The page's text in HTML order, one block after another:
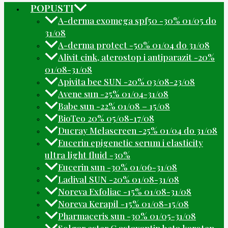
POPUSTI
A-derma exomega spf50 -30% 01/05 do
31/08
A-derma protect -50% 01/04 do 31/08
Alivit cink, aterostop i antiparazit -20%
01/08-31/08
Apivita bee SUN -20% 03/08-23/08
Avene sun -25% 01/04-31/08
Babe sun -22% 01/08 – 15/08
BioTeo 20% 05/08-17/08
Ducray Melascreen -25% 01/04 do 31/08
Eucerin epigenetic serum i elasticity
ultra light fluid -30%
Eucerin sun -30% 01/06-31/08
Ladival SUN -20% 01/08-31/08
Noreva Exfoliac -15% 01/08-31/08
Noreva Kerapil -15% 01/08-15/08
Pharmaceris sun -30% 01/05-31/08